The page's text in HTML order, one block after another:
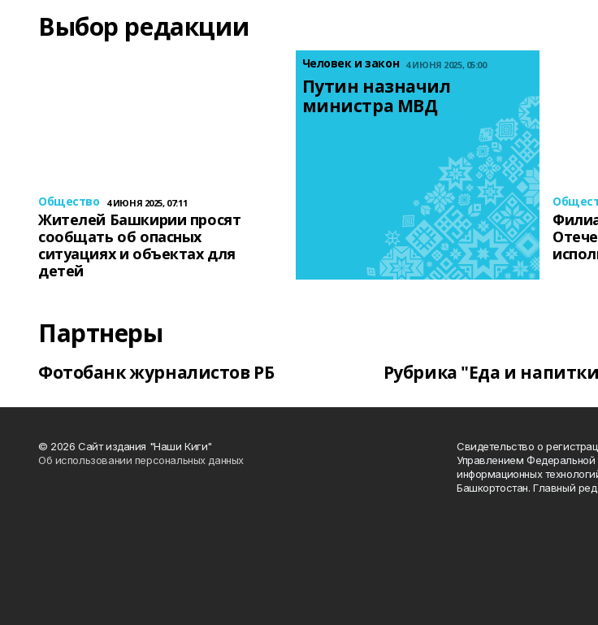
Выбор редакции
Общество 4 ИЮНЯ 2025, 07:11
Жителей Башкирии просят
сообщать об опасных
ситуациях и объектах для
детей
Человек и закон 4 ИЮНЯ 2025, 05:00
Путин назначил
министра МВД
Партнеры
Фотобанк журналистов РБ Рубрика "Еда и
© 2026 Сайт издания "Наши Киги"
Об использовании персональных данных
Свидетельство о
Управлением
информационных
Башкортостан. Главный